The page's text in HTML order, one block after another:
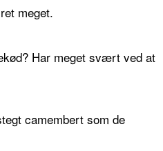
meget.
Har meget svært ved at
camembert som de